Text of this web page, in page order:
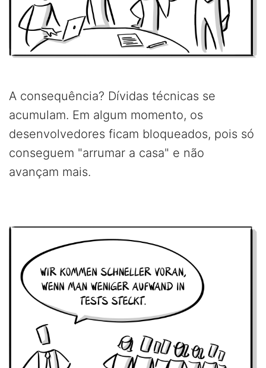
A consequência? Dívidas técnicas se
acumulam. Em algum momento, os
desenvolvedores ficam bloqueados, pois só
conseguem "arrumar a casa" e não
avançam mais.